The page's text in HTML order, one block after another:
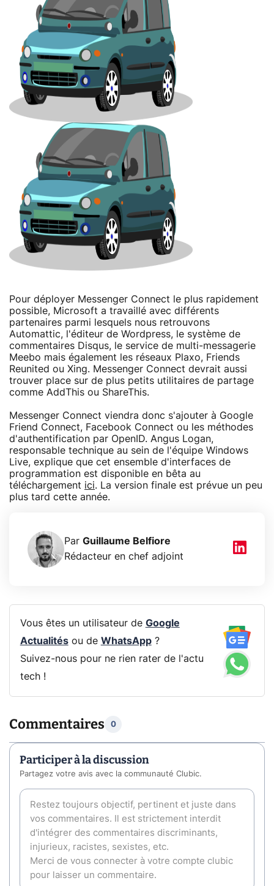
Pour déployer Messenger Connect le plus rapidement
possible, Microsoft a travaillé avec différents
partenaires parmi lesquels nous retrouvons
Automattic, l'éditeur de Wordpress, le système de
commentaires Disqus, le service de multi-messagerie
Meebo mais également les réseaux Plaxo, Friends
Reunited ou Xing. Messenger Connect devrait aussi
trouver place sur de plus petits utilitaires de partage
comme AddThis ou ShareThis.
Messenger Connect viendra donc s'ajouter à Google
Friend Connect, Facebook Connect ou les méthodes
d'authentification par OpenID. Angus Logan,
responsable technique au sein de l'équipe Windows
Live, explique que cet ensemble d'interfaces de
programmation est disponible en bêta au
téléchargement ici. La version finale est prévue un peu
plus tard cette année.
Par Guillaume Belfiore
Rédacteur en chef adjoint
Vous êtes un utilisateur de Google
Actualitésou de WhatsApp?
Suivez-nous pour ne rien rater de l'actu
tech !
Commentaires 0
Participer à la discussion
Partagez votre avis avec la communauté Clubic.